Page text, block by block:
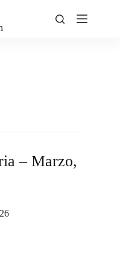
– Marzo,